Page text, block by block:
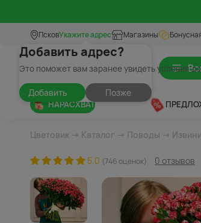
ПсковУкажите адрес
Добавить адрес?
Это поможет вам заранее увидеть условия
Добавить Позже
Магазины
НАРАСХВАТ
Цветовик → Каталог → Поводы →
5.0 (746 оценок) 0 отзывов